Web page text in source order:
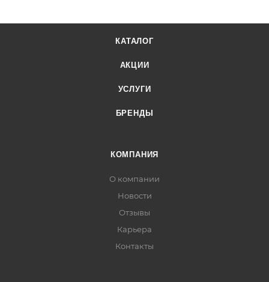
КАТАЛОГ
АКЦИИ
УСЛУГИ
БРЕНДЫ
КОМПАНИЯ
О компании
Новости
Отзывы
Карьера
Контакты